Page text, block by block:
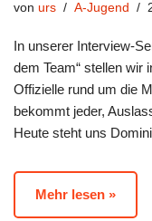
von urs A-Jugend
In unserer Interview-
dem Team“ stellen wir
Offizielle rund um die
bekommt jeder,
Heute steht uns
Mehr lesen »